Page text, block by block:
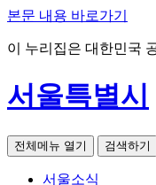
본문 내용 바로가기
이 누리집은 대한민국
서울특별시
전체메뉴 열기 검색하기
서울소식